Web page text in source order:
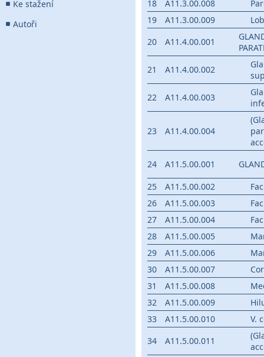
Ke stažení
Autoři
18
A11.3.00.008
19
A11.3.00.009
20
A11.4.00.001
21
A11.4.00.002
22
A11.4.00.003
23 A11.4.00.004
24
A11.5.00.001
25
A11.5.00.002
26
A11.5.00.003
27
A11.5.00.004
28
A11.5.00.005
29
A11.5.00.006
30
A11.5.00.007
31
A11.5.00.008
32
A11.5.00.009
33
A11.5.00.010
V.
34
A11.5.00.011